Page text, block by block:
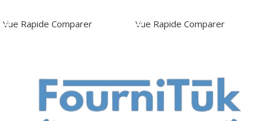
Vue Rapide Comparer Vue Rapide Comparer